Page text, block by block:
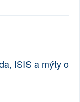
ISIS a mýty o